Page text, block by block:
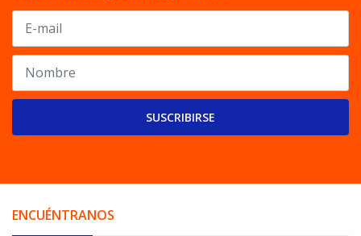
SUSCRIBIRSE
ENCUÉNTRANOS